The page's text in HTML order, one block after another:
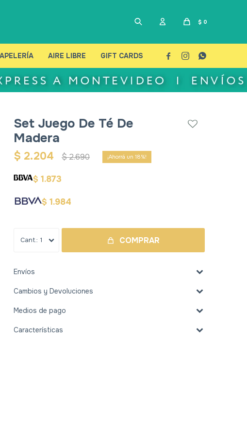
AIRE LIBRE GIFT CARDS
$ 0
  
Set Juego De Té De
Madera
$ 2.204 $2.690 18
$ 1.873
$ 1.984
1 COMPRAR
Envíos
Cambios y Devoluciones
Medios de pago
Características